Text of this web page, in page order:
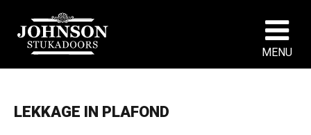
MENU
LEKKAGE IN PLAFOND